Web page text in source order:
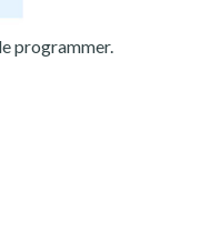
programmer.